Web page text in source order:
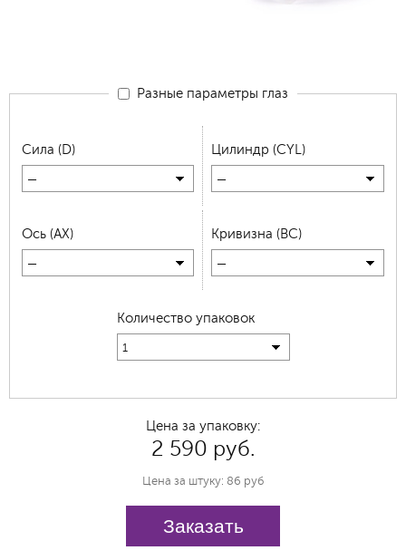
Разные параметры глаз
Сила (D)
—
Цилиндр (CYL)
—
Ось (AX)
—
Кривизна (BC)
—
Количество упаковок
1
Цена за упаковку:
2 590 руб.
Цена за штуку: 86 руб
Заказать